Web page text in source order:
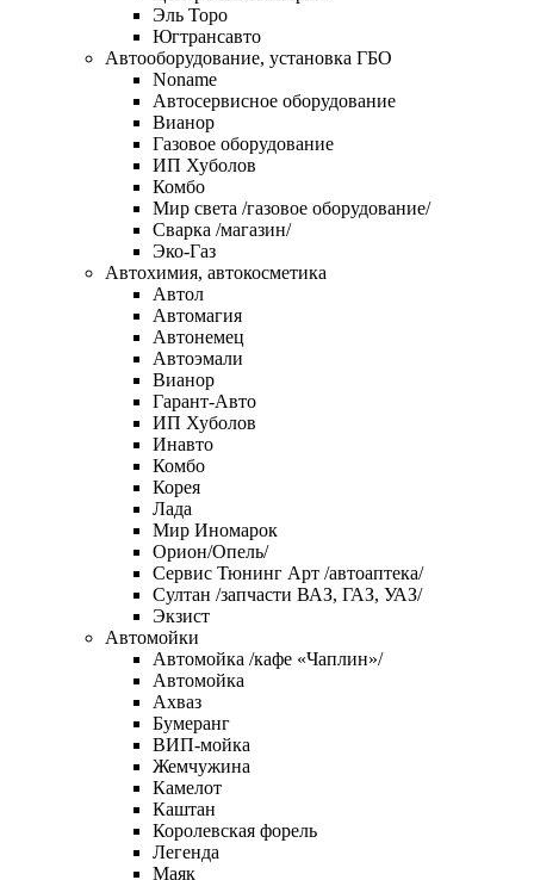
Эль Торо
Югтрансавто
Автооборудование, установка ГБО
Noname
Автосервисное оборудование
Вианор
Газовое оборудование
ИП Хуболов
Комбо
Мир света /газовое оборудование/
Сварка /магазин/
Эко-Газ
Автохимия, автокосметика
Автол
Автомагия
Автонемец
Автоэмали
Вианор
Гарант-Авто
ИП Хуболов
Инавто
Комбо
Корея
Лада
Мир Иномарок
Орион/Опель/
Сервис Тюнинг Арт /автоаптека/
Султан /запчасти ВАЗ, ГАЗ, УАЗ/
Экзист
Автомойки
Автомойка /кафе «Чаплин»/
Автомойка
Ахваз
Бумеранг
ВИП-мойка
Жемчужина
Камелот
Каштан
Королевская форель
Легенда
Маяк